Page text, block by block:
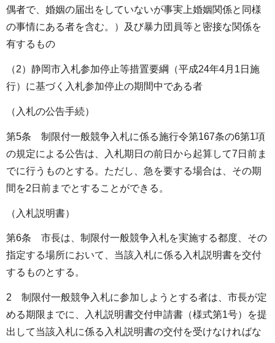
偶者で、婚姻の届出をしていないが事実上婚姻関係と同様
の事情にある者を含む。）及び暴力団員等と密接な関係を
有するもの
（2）静岡市入札参加停止等措置要綱（平成24年4月1日施
行）に基づく入札参加停止の期間中である者
（入札の公告手続）
第5条 制限付一般競争入札に係る施行令第167条の6第1項
の規定による公告は、入札期日の前日から起算して7日前ま
でに行うものとする。ただし、急を要する場合は、その期
間を2日前までとすることができる。
（入札説明書）
第6条 市長は、制限付一般競争入札を実施する都度、その
指定する場所において、当該入札に係る入札説明書を交付
するものとする。
2 制限付一般競争入札に参加しようとする者は、市長が定
める期限までに、入札説明書交付申請書（様式第1号）を提
出して当該入札に係る入札説明書の交付を受けなければな